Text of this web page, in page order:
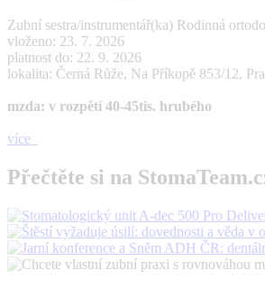
Zubní sestra/instrumentář(ka) Rodinná
vloženo: 23. 7. 2026
platnost do: 22. 9. 2026
lokalita: Černá Růže, Na Příkopě 853/12,
mzda: v rozpětí 40-45tis. hrubého
více
Přečtěte si na